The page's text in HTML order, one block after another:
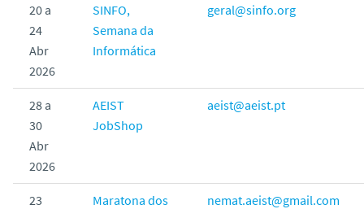
20 a
24
Abr
2026
SINFO,
Semana da
Informática
geral@sinfo.org
28 a
30
Abr
2026
AEIST
JobShop
aeist@aeist.pt
23
Maratona dos
nemat.aeist@gmail.com